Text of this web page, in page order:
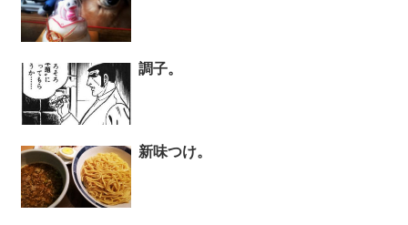
調子。
新味つけ。